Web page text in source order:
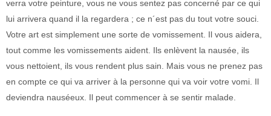
verra votre peinture, vous ne vous sentez pas concerné par ce qui
lui arrivera quand il la regardera ; ce n´est pas du tout votre souci.
Votre art est simplement une sorte de vomissement. Il vous aidera,
tout comme les vomissements aident. Ils enlèvent la nausée, ils
vous nettoient, ils vous rendent plus sain. Mais vous ne prenez pas
en compte ce qui va arriver à la personne qui va voir votre vomi. Il
deviendra nauséeux. Il peut commencer à se sentir malade.